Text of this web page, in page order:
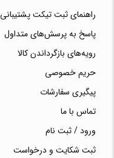
راهنمای ثبت تیکت پشتیبانی
پاسخ به پرسش‌های متداول
رویه‌های بازگرداندن کالا
حریم خصوصی
پیگیری سفارشات
تماس با ما
ورود / ثبت نام
ثبت شکایت و درخواست